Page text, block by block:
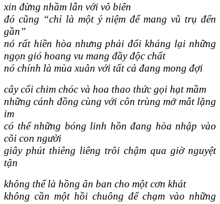
xin đừng nhầm lẫn với vô biên
đó cũng “chỉ là một ý niệm để mang vũ trụ đến
gần”
nó rất hiền hòa nhưng phải đối kháng lại những
ngọn gió hoang vu mang đầy độc chất
nó chính là mùa xuân với tất cả đang mong đợi
cây cối chim chóc và hoa thao thức gọi hạt mầm
những cánh đồng cùng với côn trùng mở mắt lặng
im
có thể những bóng linh hồn đang hòa nhập vào
cõi con người
giây phút thiêng liêng trôi chậm qua giờ nguyệt
tận
không thể là hồng ân ban cho một cơn khát
không cần một hồi chuông để chạm vào những